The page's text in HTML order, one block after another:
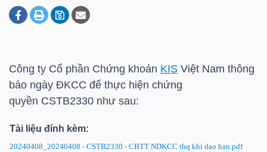
Công ty Cổ phần Chứng khoán KIS Việt Nam thông
báo ngày ĐKCC để thực hiện chứng
quyền CSTB2330 như sau:
Tài liệu đính kèm:
20240408_20240408 - CSTB2330 - CBTT NDKCC thq khi dao han.pdf
ĐỘNG
SẢN